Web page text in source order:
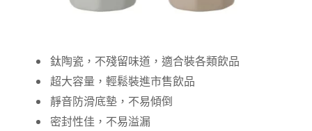
鈦陶瓷，不殘留味道，適合裝各類飲品
超大容量，輕鬆裝進市售飲品
靜音防滑底墊，不易傾倒
密封性佳，不易溢漏